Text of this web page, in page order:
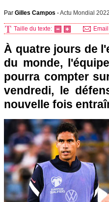
Par Gilles Campos -Actu Mondial
Taille du texte: Email
À quatre jours de
du monde,
pourra compter
vendredi, le
nouvelle fois